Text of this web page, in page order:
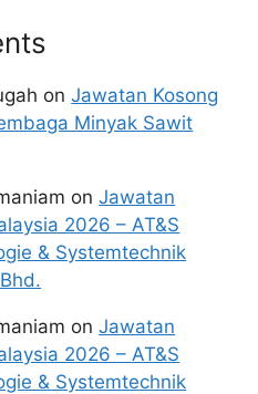
onJawatan Kosong
Minyak Sawit
onJawatan
2026 – AT&S
& Systemtechnik
onJawatan
2026 – AT&S
& Systemtechnik